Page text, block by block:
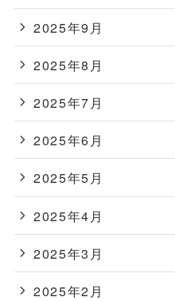
2025年9月
2025年8月
2025年7月
2025年6月
2025年5月
2025年4月
2025年3月
2025年2月